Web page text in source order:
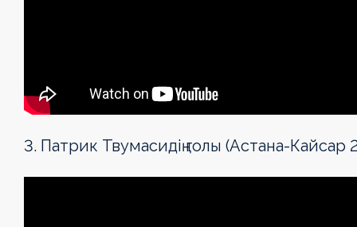
3. Патрик Твумасидің голы (Астана-Кайсар